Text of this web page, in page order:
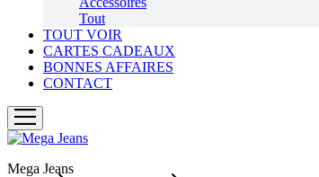
Tout
TOUT VOIR
CARTES CADEAUX
BONNES AFFAIRES
CONTACT
Mega Jeans